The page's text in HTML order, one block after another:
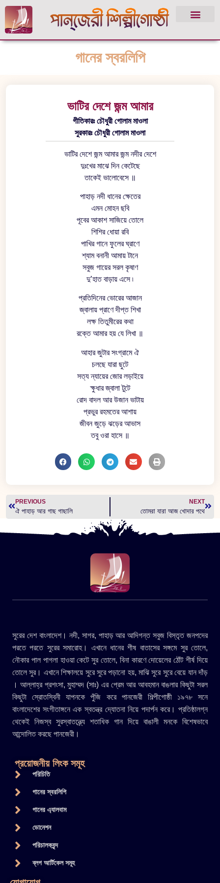
গানের স্বরলিপি
ভাটির দেশে জন্ম আমার
গীতিকারঃ চৌধুরী গোলাম মাওলা
সুরকারঃ চৌধুরী গোলাম মাওলা
ভাটির দেশে জন্ম আমার জন্ম নদীর দেশে
দুঃখের মাঝে দিন কেটেছে
তাকেই ভালোবেসে ॥
পাহাড় নদী ধানের ক্ষেতের
এমন মোহন ছবি
পূবের আকাশ সাজিয়ে তোলে
শিশির ধোয়া রবি
পাখির গানে ফুলের ঘ্রাণে
শ্যাম বনানী আমায় টানে
সবুজ গায়ের সরল কৃষাণ
দু’হাত বাড়ায় এসে ৷
প্রতিদিনের ভোরের আজান
জ্বালায় প্রাণে দীপ্ত শিখা
লক্ষ তিতুমীরের কথা
রক্তে আমার হয় যে লিখা ॥
আহার জুটার সংগ্রামে ঐ
চলছে যারা ছুটে
সত্য ন্যায়ের জোর লড়াইয়ে
ক্ষুধার জ্বালা টুটে
রোদ বাদল আর উজান ভাটায়
প্রভুর রহমতের আশায়
জীবন জুড়ে ঝড়ের আভাস
তবু ওরা হাসে ॥
PREVIOUS
ঐ পাহাড় আর গাছ গাছালি
NEXT
তোমরা যারা আজ খোদার পথে
সুরের দেশ বাংলাদেশ। নদী, সাগর, পাহাড় আর আদিগন্ত সবুজ বিস্তৃত জনপদের
পরতে পরতে সুরের সমারোহ। এখানে ধানের শীষ বাতাসের সঙ্গমে সুর তোলে,
নৌকার পাল পাগলা হাওয়া কেটে সুর তোলে, বিনা কারণে দোয়েলের ঠোঁট শীর্ষ দিয়ে
তোলে সুর। এখানে শিক্ষালয়ে সুরে সুরে পড়ানো হয়, মাঝি সুরে সুরে বেয়ে যান দাঁড়
। আল্লাহ্র প্রশংসা, মুহাম্মদ (সাঃ) এর প্রেম আর আবহমান বাঙলার কিছুটা সরল
কিছুটা স্রোতস্বিনী যাপনকে পুঁজি করে পানজেরী শিল্পীগোষ্ঠী ১৯৭৮ সনে
বাংলাদেশের সংগীতাঙ্গনে এক স্বতন্ত্র দ্যোতনা নিয়ে পদার্পন করে। প্রতিষ্ঠালগ্ন
থেকেই নিজস্ব সুরস্বাতন্ত্র্যে শতাধিক গান দিয়ে বাঙালী মনকে বিশেষভাবে
আন্দোলিত করছে পানজেরী।
প্রয়োজনীয় লিংক সমূহ
পরিচিতি
গানের স্বরলিপি
গানের এ্যালবাম
ডোনেশন
পরিচালকবৃন্দ
ব্লগ আর্টিকেল সমূহ